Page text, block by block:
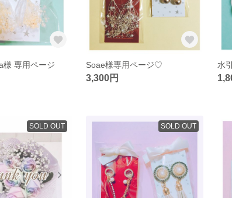
様 専用ページ Soae様専用ページ♡
3,300円
SOLD OUT SOLD OUT